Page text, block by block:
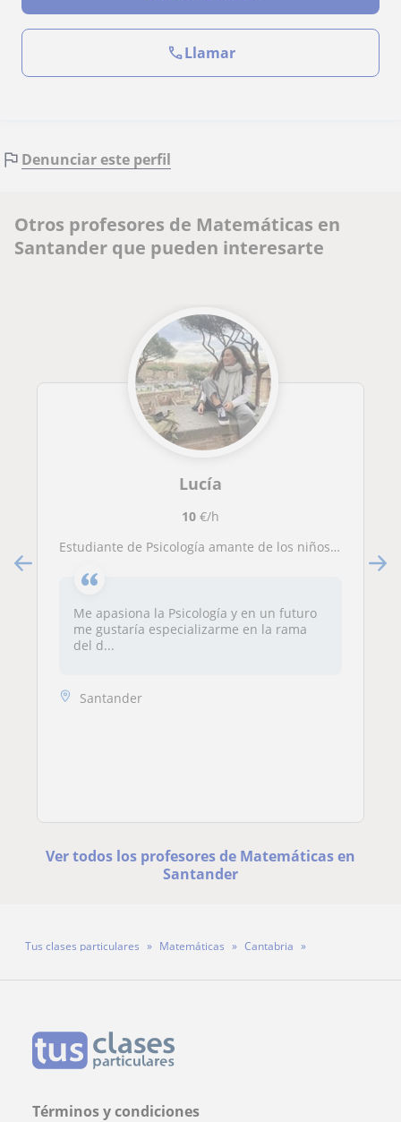
Llamar
Denunciar este perfil
Otros profesores de Matemáticas en
Santander que pueden interesarte
Lucía
10€/h
Estudiante de Psicología amante de los niños que ofrece clases particulares a niños y adolescentes en Santander.
Me apasiona la Psicología y en un futuro
me gustaría especializarme en la rama
del d...
Santander
Ver todos los profesores de Matemáticas en
Santander
Tus clases particulares Matemáticas
Cantabria
Términos y condiciones